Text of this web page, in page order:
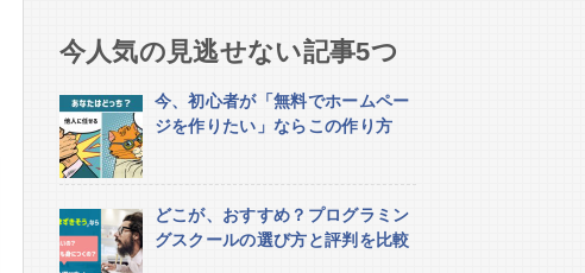
今人気の見逃せない記事5つ
今、初心者が「無料でホームペー
ジを作りたい」ならこの作り方
どこが、おすすめ？プログラミン
グスクールの選び方と評判を比較